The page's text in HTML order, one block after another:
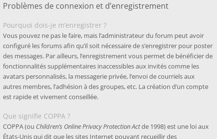
Problèmes de connexion et d’enregistrement
Pourquoi dois-je m’enregistrer ?
Vous pouvez ne pas le faire, mais l’administrateur du forum peut avoir
configuré les forums afin qu’il soit nécessaire de s’enregistrer pour poster
des messages. Par ailleurs, l’enregistrement vous permet de bénéficier de
fonctionnalités supplémentaires inaccessibles aux invités comme les
avatars personnalisés, la messagerie privée, l’envoi de courriels aux
autres membres, l’adhésion à des groupes, etc. La création d’un compte
est rapide et vivement conseillée.
Que signifie COPPA ?
COPPA (ou Children’s Online Privacy Protection Actde 1998) est une loi aux
États-Unis qui dit que les sites Internet pouvant recueillir des